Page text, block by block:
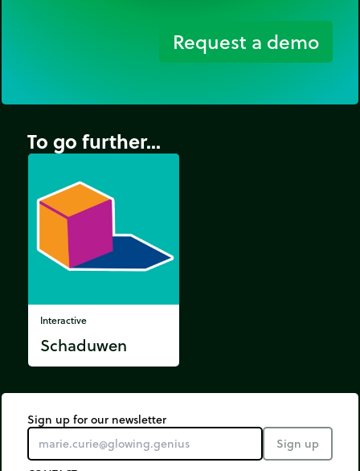
Request a demo
To go further...
Interactive
Schaduwen
Sign up for our newsletter
Sign up